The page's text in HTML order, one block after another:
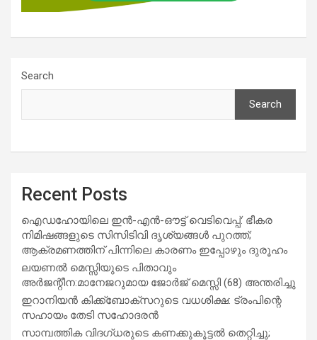
Search
Search
Recent Posts
ഐഡഹോയിലെ ഇൻ-എൻ-ഔട്ട് വെടിവെപ്പ്: ഭീകര
നിമിഷങ്ങളുടെ സിസിടിവി ദൃശ്യങ്ങൾ പുറത്ത്;
ആക്രമണത്തിന് പിന്നിലെ കാരണം ഇപ്പോഴും ദുരൂഹം
ലയണൽ മെസ്സിയുടെ പിതാവും
അർജന്റീന:മാനേജറുമായ ജോർജ് മെസ്സി (68) അന്തരിച്ചു
ഇറാനിയൻ കിക്ക്ബോക്സറുടെ വധശിക്ഷ: ട്രംപിന്റെ
സഹായം തേടി സഹോദരൻ
സാമ്പത്തിക വിദഗ്ധരുടെ കണക്കുകൂട്ടൽ തെറ്റിച്ചു;